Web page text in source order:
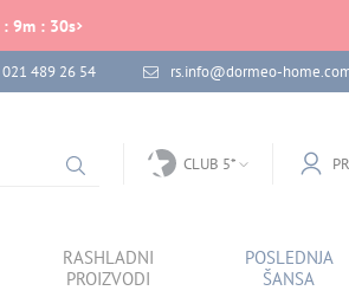
: 9m : 29s
021 489 26 54 rs.info@dormeo-
CLUB 5*
RASHLADNI
PROIZVODI
POSLEDNJA
ŠANSA